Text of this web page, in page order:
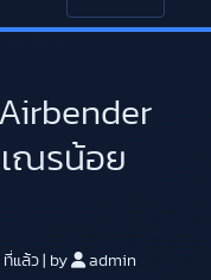
NAVIGATION
เณรน้อย
ที่แล้ว by admin